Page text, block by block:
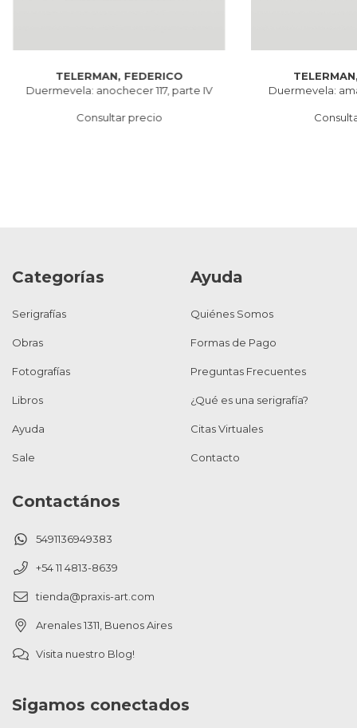
TELERMAN, FEDERICO
Duermevela: anochecer 117, parte IV
Consultar precio
Duermevela:
Categorías
Serigrafías
Obras
Fotografías
Libros
Ayuda
Sale
Ayuda
Quiénes Somos
Formas de Pago
Preguntas Frecuentes
¿Qué es una serigrafía?
Citas Virtuales
Contacto
Contactános
5491136949383
+54 11 4813-8639
tienda@praxis-art.com
Arenales 1311, Buenos Aires
Visita nuestro Blog!
Sigamos conectados